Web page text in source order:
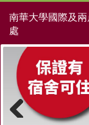
南華大學國際及
處